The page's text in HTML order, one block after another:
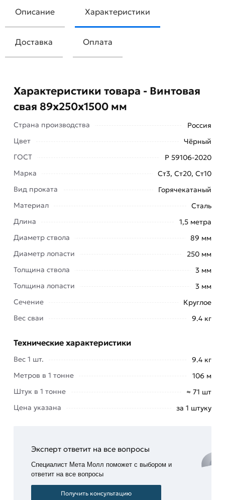
Описание Характеристики
Доставка Оплата
Винтовая свая - это инновационное решение для
создания прочных и надежных фундаментов.
Отличается простотой монтажа,
для строительства, как небольших жилых
построек, так и больших промышленных
Применение винтовых свай: Жилые постройки.
небольших домов, коттеджей, бань и других
Отлично справляется с нагрузками от
гарантированную устойчивость конструкции в
любые погодные условия. Строительство
промышленных сооружений. Временные
Характеристики товара - Винтовая
свая 89х250х1500 мм
Страна производства
Россия
Цвет
Чёрный
ГОСТ
Р 59106-2020
Марка
Ст3, Ст20, Ст10
Вид проката
Горячекатаный
Материал
Сталь
Длина
1,5 метра
Диаметр ствола
89 мм
Диаметр лопасти
250 мм
Толщина ствола
3 мм
Толщина лопасти
3 мм
Сечение
Круглое
Вес сваи
9.4 кг
Технические характеристики
Вес 1 шт.
9.4 кг
Метров в 1 тонне
106 м
Штук в 1 тонне
≈ 71 шт
Цена указана
за 1 штуку
Эксперт ответит на все вопросы
Специалист Мета Молл поможет с выбором и
ответит на все вопросы
Получить консультацию